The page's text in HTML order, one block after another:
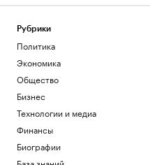
Политика
пространства на первых этажах
РБК и ПИК Серия плюс
Рубрики
Политика
Экономика
Общество
Бизнес
Технологии и медиа
Финансы
Биографии